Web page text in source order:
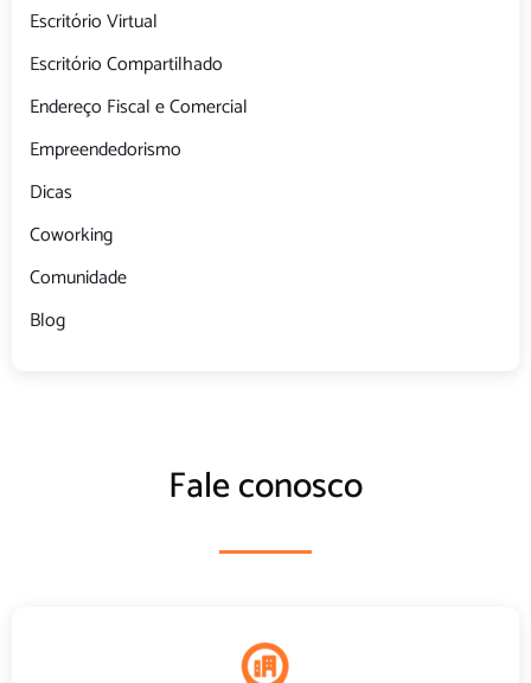
Escritório Virtual
Escritório Compartilhado
Endereço Fiscal e Comercial
Empreendedorismo
Dicas
Coworking
Comunidade
Blog
Fale conosco